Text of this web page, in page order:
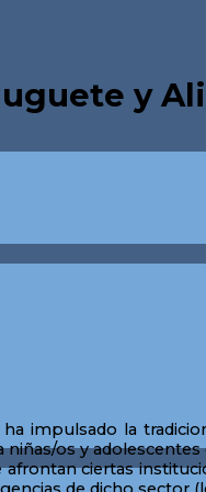
y
ha impulsado la
os y adolescentes
ciertas